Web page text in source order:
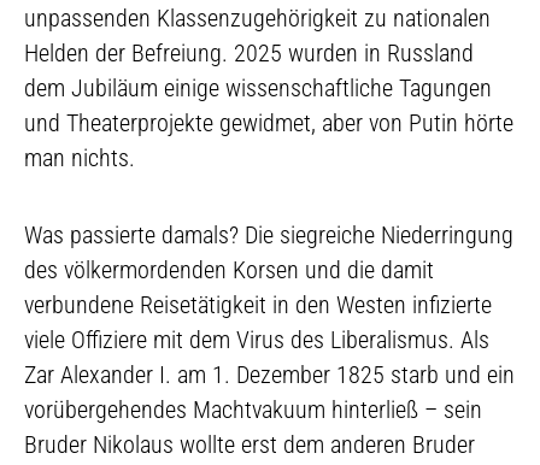
unpassenden Klassenzugehörigkeit zu nationalen
Helden der Befreiung. 2025 wurden in Russland
dem Jubiläum einige wissenschaftliche Tagungen
und Theaterprojekte gewidmet, aber von Putin hörte
man nichts.
Was passierte damals? Die siegreiche Niederringung
des völkermordenden Korsen und die damit
verbundene Reisetätigkeit in den Westen infizierte
viele Offiziere mit dem Virus des Liberalismus. Als
Zar Alexander I. am 1. Dezember 1825 starb und ein
vorübergehendes Machtvakuum hinterließ – sein
Bruder Nikolaus wollte erst dem anderen Bruder